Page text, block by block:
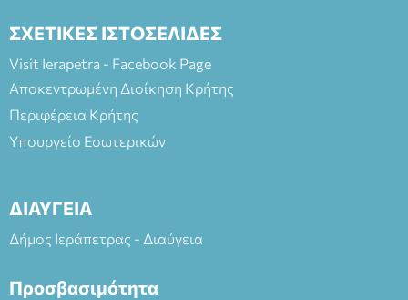
ΣΧΕΤΙΚΕΣ ΙΣΤΟΣΕΛΙΔΕΣ
Visit Ierapetra - Facebook Page
Αποκεντρωμένη Διοίκηση Κρήτης
Περιφέρεια Κρήτης
Υπουργείο Εσωτερικών
ΔΙΑΥΓΕΙΑ
Δήμος Ιεράπετρας - Διαύγεια
Προσβασιμότητα